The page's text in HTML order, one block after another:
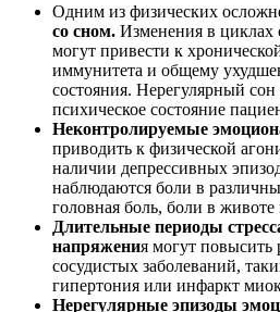
Одним из физических
со сном. Изменения в циклах
могут привести к
иммунитета и общему
состояния. Нерегулярный
психическое состояние
Неконтролируемые
приводить к физической
наличии депрессивных
наблюдаются боли в
головная боль, боли в
Длительные периоды
напряжения могут повысить
сосудистых заболеваний,
гипертония или инфаркт
Нерегулярные эпизоды